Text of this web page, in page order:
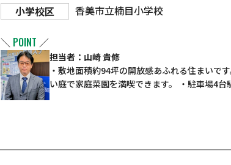
小学校区
香美市立楠目小学校
＼ POINT ／
担当者：山崎 貴修
・敷地面積約94坪の開放感あふれる住まいで
い庭で家庭菜園を満喫できます。 ・駐車場4台